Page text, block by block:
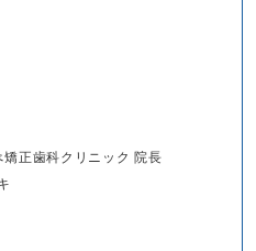
正歯科クリニック 院長